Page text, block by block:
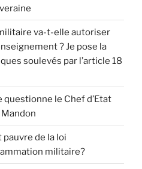
va-t-elle autoriser
? Je pose la
soulevés par l’article 18
questionne le Chef d’Etat
de la loi
militaire?